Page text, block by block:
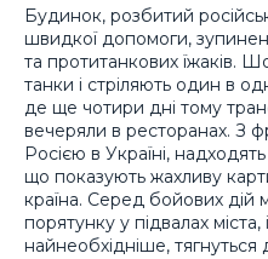
Будинок, розбитий
швидкої допомоги,
та протитанкових їжаків.
танки і стріляють один в
де ще чотири дні тому
вечеряли в ресторанах. З
Росією в Україні,
що показують жахливу
країна. Серед бойових дій
порятунку у підвалах
найнеобхідніше, тягнуться